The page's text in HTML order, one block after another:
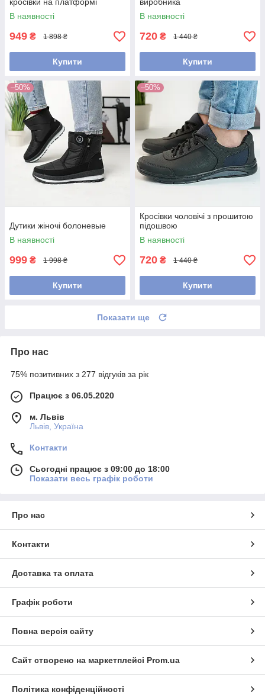
кросівки на платформі
В наявності
949 ₴ 1 898 ₴
Купити
виробника
В наявності
720 ₴ 1 440 ₴
Купити
–50%
Дутики жіночі болоневые
В наявності
999 ₴ 1 998 ₴
Купити
–50%
Кросівки чоловічі з прошитою
підошвою
В наявності
720 ₴ 1 440 ₴
Купити
Показати ще
Про нас
75% позитивних з 277 відгуків за рік
Працює з 06.05.2020
м. Львів
Львів, Україна
Контакти
Сьогодні працює з 09:00 до 18:00
Показати весь графік роботи
Про нас
Контакти
Доставка та оплата
Графік роботи
Повна версія сайту
Сайт створено на маркетплейсі Prom.ua
Політика конфіденційності